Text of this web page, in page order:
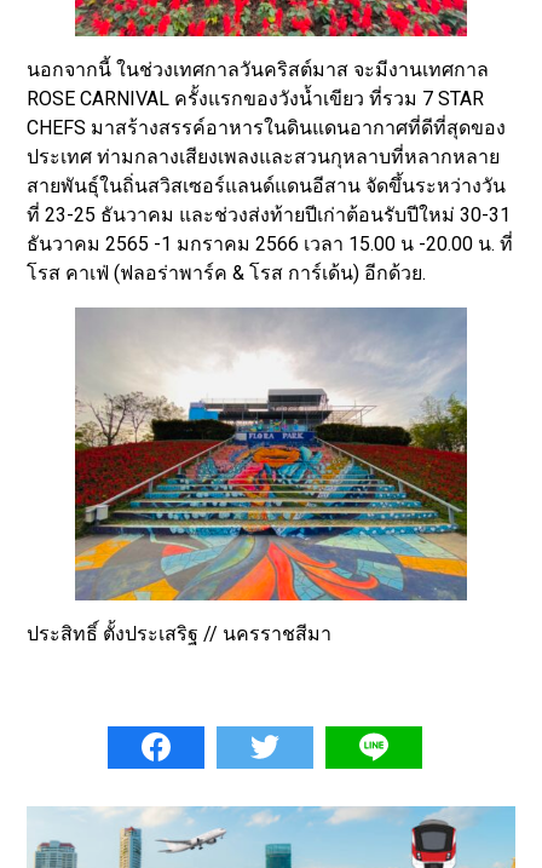
นอกจากนี้ ในช่วงเทศกาลวันคริสต์มาส จะมีงานเทศกาล
ROSE CARNIVAL ครั้งแรกของวังน้ำเขียว ที่รวม 7 STAR
CHEFS มาสร้างสรรค์อาหารในดินแดนอากาศที่ดีที่สุดของ
ประเทศ ท่ามกลางเสียงเพลงและสวนกุหลาบที่หลากหลาย
สายพันธุ์ในถิ่นสวิสเซอร์แลนด์แดนอีสาน จัดขึ้นระหว่างวัน
ที่ 23-25 ธันวาคม และช่วงส่งท้ายปีเก่าต้อนรับปีใหม่ 30-31
ธันวาคม 2565 -1 มกราคม 2566 เวลา 15.00 น -20.00 น. ที่
โรส คาเฟ่ (ฟลอร่าพาร์ค & โรส การ์เด้น) อีกด้วย.
ประสิทธิ์ ตั้งประเสริฐ // นครราชสีมา